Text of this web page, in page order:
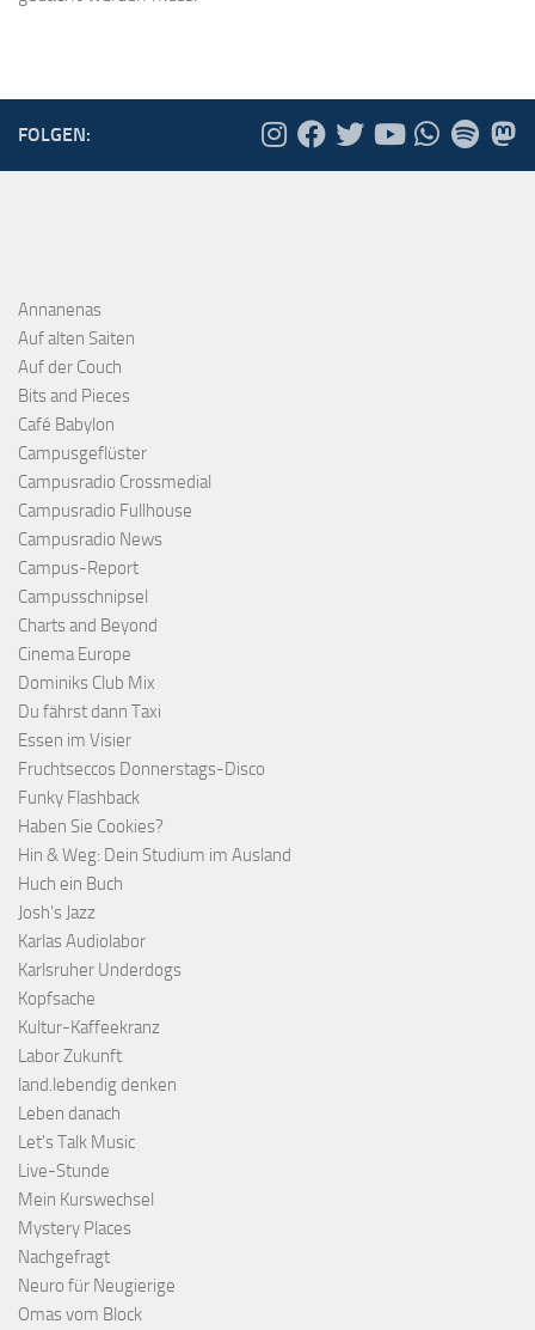
FOLGEN:
Annanenas
Auf alten Saiten
Auf der Couch
Bits and Pieces
Café Babylon
Campusgeflüster
Campusradio Crossmedial
Campusradio Fullhouse
Campusradio News
Campus-Report
Campusschnipsel
Charts and Beyond
Cinema Europe
Dominiks Club Mix
Du fährst dann Taxi
Essen im Visier
Fruchtseccos Donnerstags-Disco
Funky Flashback
Haben Sie Cookies?
Hin & Weg: Dein Studium im Ausland
Huch ein Buch
Josh's Jazz
Karlas Audiolabor
Karlsruher Underdogs
Kopfsache
Kultur-Kaffeekranz
Labor Zukunft
land.lebendig denken
Leben danach
Let's Talk Music
Live-Stunde
Mein Kurswechsel
Mystery Places
Nachgefragt
Neuro für Neugierige
Omas vom Block